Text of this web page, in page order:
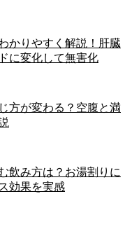
かりやすく解説！肝臓
に変化して無害化
方が変わる？空腹と満
飲み方は？お湯割りに
効果を実感